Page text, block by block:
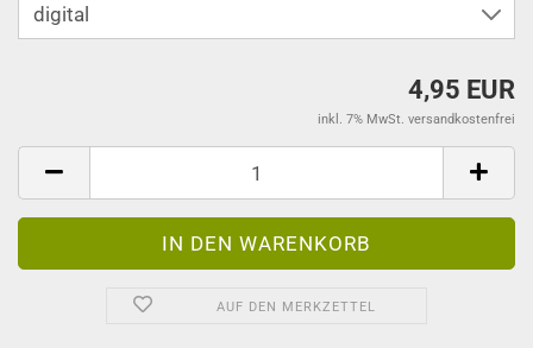
4,95 EUR
inkl. 7% MwSt. versandkostenfrei
AUF DEN MERKZETTEL